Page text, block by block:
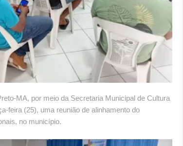
MA, por meio da Secretaria Municipal de Cultura
feira (25), uma reunião de alinhamento do
no município.